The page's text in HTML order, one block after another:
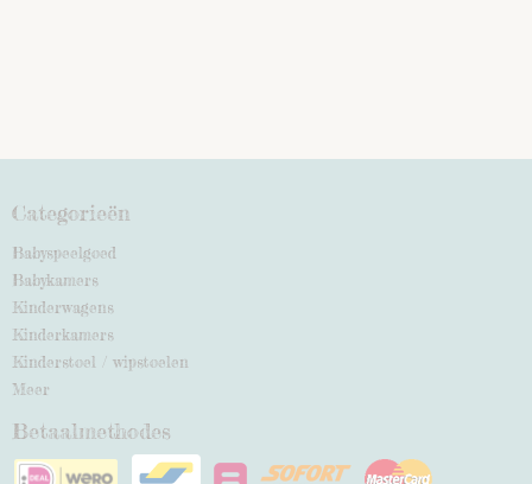
Categorieën
Babyspeelgoed
Babykamers
Kinderwagens
Kinderkamers
Kinderstoel / wipstoelen
Meer
Betaalmethodes